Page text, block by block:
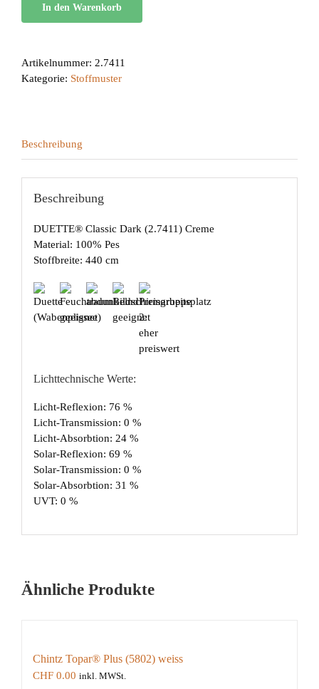
In den Warenkorb
Artikelnummer: 2.7411
Kategorie: Stoffmuster
Beschreibung
Beschreibung
DUETTE® Classic Dark (2.7411) Creme
Material: 100% Pes
Stoffbreite: 440 cm
Lichttechnische Werte:
Licht-Reflexion: 76 %
Licht-Transmission: 0 %
Licht-Absorbtion: 24 %
Solar-Reflexion: 69 %
Solar-Transmission: 0 %
Solar-Absorbtion: 31 %
UVT: 0 %
Ähnliche Produkte
Chintz Topar® Plus (5802) weiss
CHF 0.00 inkl. MWSt.